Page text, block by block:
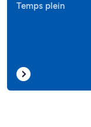
Temps plein